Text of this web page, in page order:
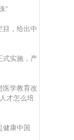
”
目，给出中
式实施，产
医学教育改
才怎么培
健康中国